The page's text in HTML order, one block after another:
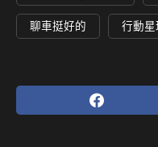
聊車挺好的 行動星